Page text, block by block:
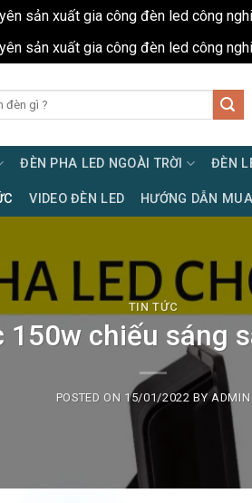
sản xuất gia công đèn led công
sản xuất gia công đèn led công
ĐÈN PHA LED NGOÀI TRỜI ĐÈN
VIDEO ĐÈN LED HƯỚNG DẪN
TIN TỨC
150w chiếu sáng
POSTED ON 15/01/2022 BYADMIN